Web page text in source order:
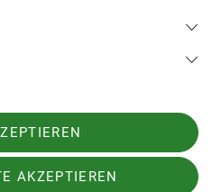
Touren anmelden
Menü oder
AKZEPTIEREN